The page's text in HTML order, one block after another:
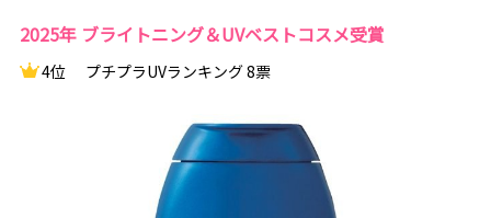
2025年 ブライトニング＆UVベストコスメ受賞
4位 プチプラUVランキング 8票